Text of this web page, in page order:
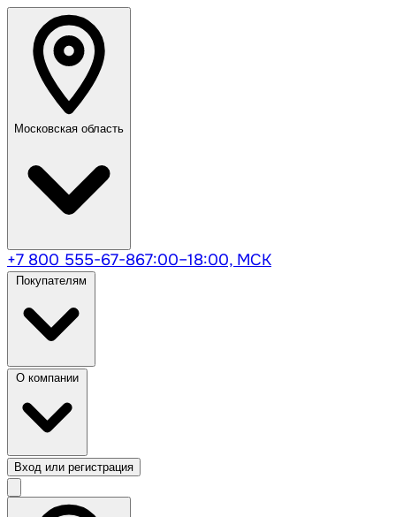
Московская область
+7 800 555-67-867:00–18:00, МСК
Вход или регистрация